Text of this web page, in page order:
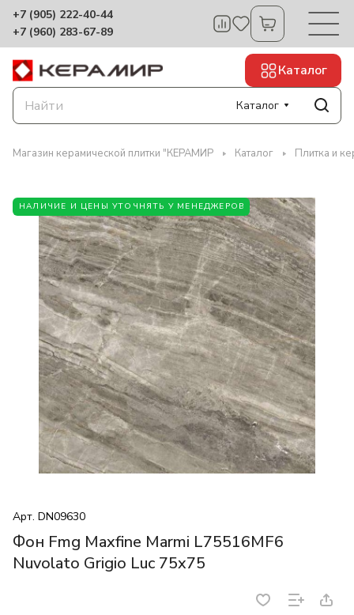
+7 (905) 222-40-44
+7 (960) 283-67-89
Каталог
Каталог
Магазин керамической плитки "КЕРАМИР Каталог Плитка и
НАЛИЧИЕ И ЦЕНЫ УТОЧНЯТЬ У МЕНЕДЖЕРОВ
Арт. DN09630
Фон Fmg Maxfine Marmi L75516MF6
Nuvolato Grigio Luc 75x75